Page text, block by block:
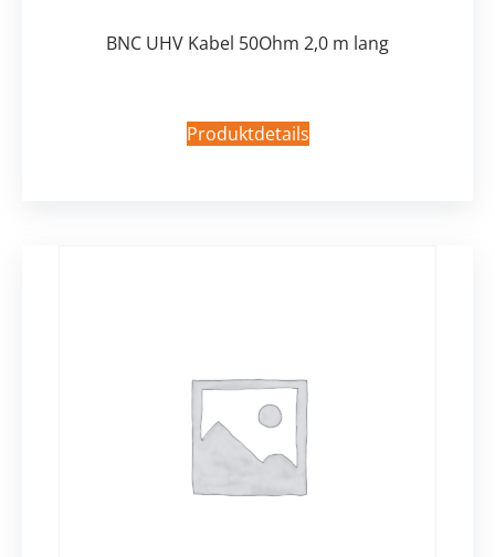
BNC UHV Kabel 50Ohm 2,0 m lang
Produktdetails